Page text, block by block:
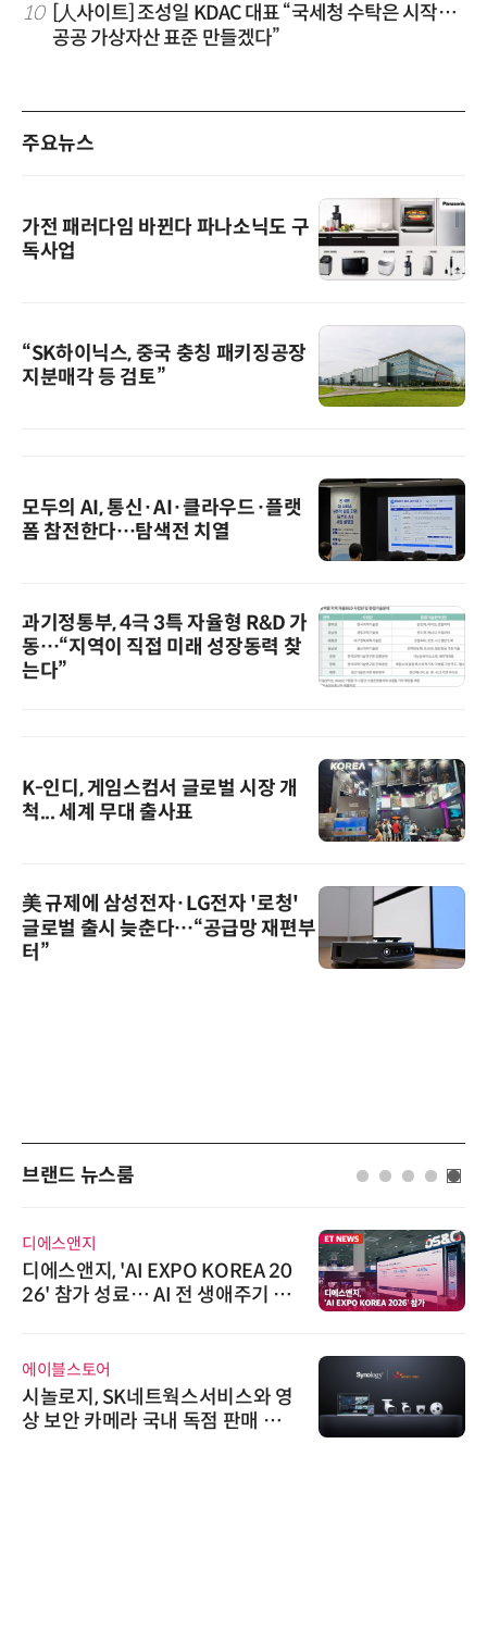
10
[人사이트] 조성일 KDAC 대표 “국세청 수탁은 시작…
공공 가상자산 표준 만들겠다”
주요뉴스
가전 패러다임 바뀐다 파나소닉도 구
독사업
“SK하이닉스, 중국 충칭 패키징공장
지분매각 등 검토”
모두의 AI, 통신·AI·클라우드·플랫
폼 참전한다…탐색전 치열
과기정통부, 4극 3특 자율형 R&D 가
동…“지역이 직접 미래 성장동력 찾
는다”
K-인디, 게임스컴서 글로벌 시장 개
척... 세계 무대 출사표
美 규제에 삼성전자·LG전자 '로청'
글로벌 출시 늦춘다…“공급망 재편부
터”
브랜드 뉴스룸
디에스앤지
디에스앤지, 'AI EXPO KOREA 20
26' 참가 성료… AI 전 생애주기 아
에이블스토어
시놀로지, SK네트웍스서비스와 영
상 보안 카메라 국내 독점 판매 파